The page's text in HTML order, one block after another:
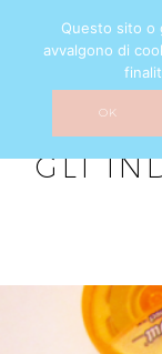
GLI
Questo sito o
avvalgono di
OK